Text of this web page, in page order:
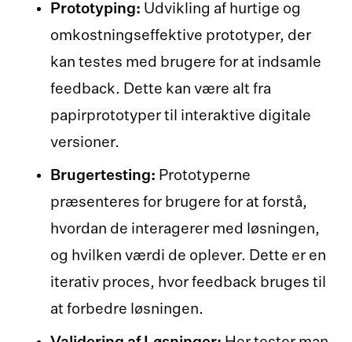
Prototyping: Udvikling af hurtige og
omkostningseffektive prototyper, der
kan testes med brugere for at indsamle
feedback. Dette kan være alt fra
papirprototyper til interaktive digitale
versioner.
Brugertesting: Prototyperne
præsenteres for brugere for at forstå,
hvordan de interagerer med løsningen,
og hvilken værdi de oplever. Dette er en
iterativ proces, hvor feedback bruges til
at forbedre løsningen.